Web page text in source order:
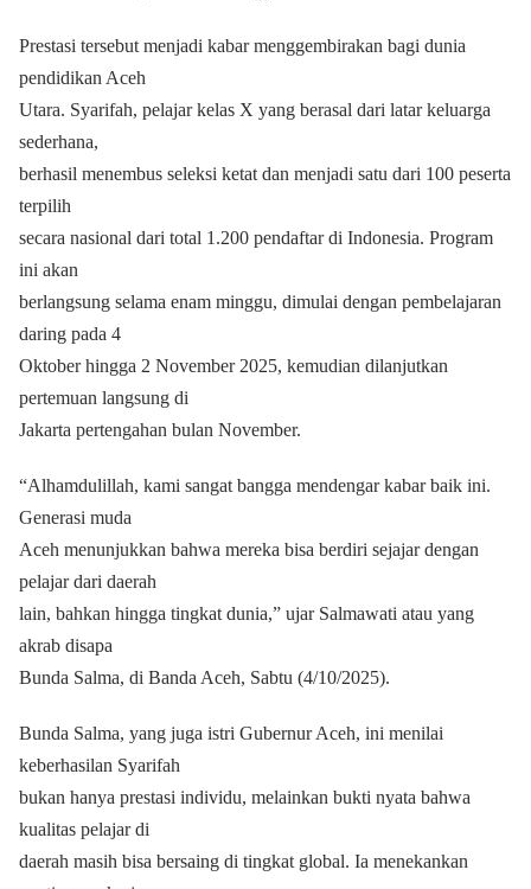
Prestasi tersebut menjadi kabar menggembirakan bagi dunia
pendidikan Aceh
Utara. Syarifah, pelajar kelas X yang berasal dari latar keluarga
sederhana,
berhasil menembus seleksi ketat dan menjadi satu dari 100 peserta
terpilih
secara nasional dari total 1.200 pendaftar di Indonesia. Program
ini akan
berlangsung selama enam minggu, dimulai dengan pembelajaran
daring pada 4
Oktober hingga 2 November 2025, kemudian dilanjutkan
pertemuan langsung di
Jakarta pertengahan bulan November.
“Alhamdulillah, kami sangat bangga mendengar kabar baik ini.
Generasi muda
Aceh menunjukkan bahwa mereka bisa berdiri sejajar dengan
pelajar dari daerah
lain, bahkan hingga tingkat dunia,” ujar Salmawati atau yang
akrab disapa
Bunda Salma, di Banda Aceh, Sabtu (4/10/2025).
Bunda Salma, yang juga istri Gubernur Aceh, ini menilai
keberhasilan Syarifah
bukan hanya prestasi individu, melainkan bukti nyata bahwa
kualitas pelajar di
daerah masih bisa bersaing di tingkat global. Ia menekankan